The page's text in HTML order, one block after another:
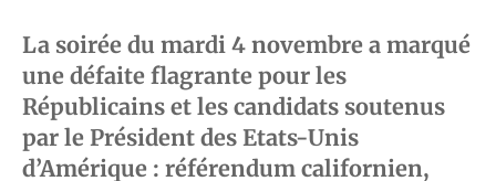
La soirée du mardi 4 novembre a marqué
une défaite flagrante pour les
Républicains et les candidats soutenus
par le Président des Etats-Unis
d’Amérique : référendum californien,